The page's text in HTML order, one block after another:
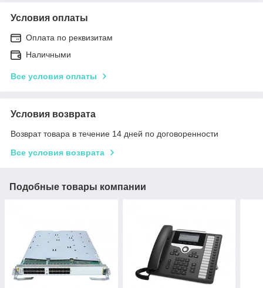
Условия оплаты
Оплата по реквизитам
Наличными
Все условия оплаты
Условия возврата
Возврат товара в течение 14 дней по договоренности
Все условия возврата
Подобные товары компании